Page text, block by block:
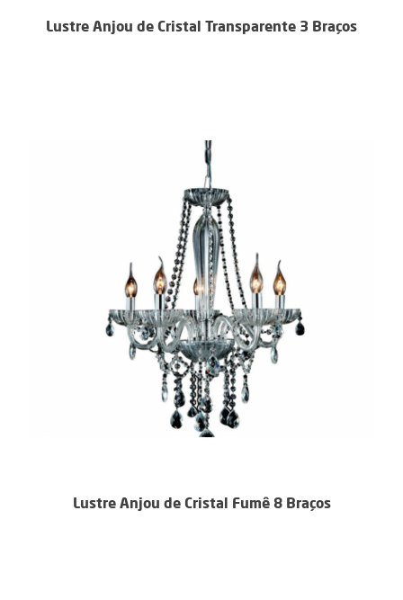
Lustre Anjou de Cristal Transparente 3 Braços
Lustre Anjou de Cristal Fumê 8 Braços